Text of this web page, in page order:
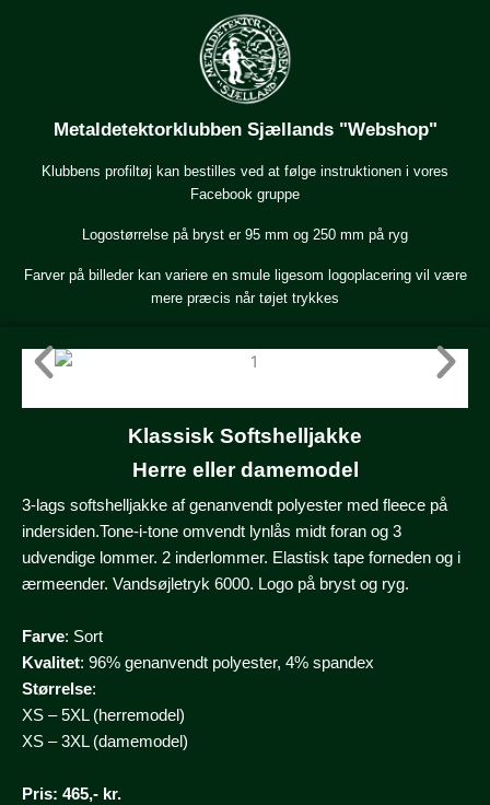
Metaldetektorklubben Sjællands "Webshop"
Klubbens profiltøj kan bestilles ved at følge instruktionen i vores
Facebook gruppe
Logostørrelse på bryst er 95 mm og 250 mm på ryg
Farver på billeder kan variere en smule ligesom logoplacering vil være
mere præcis når tøjet trykkes
Klassisk Softshelljakke
Herre eller damemodel
3-lags softshelljakke af genanvendt polyester med fleece på
indersiden.Tone-i-tone omvendt lynlås midt foran og 3
udvendige lommer. 2 inderlommer. Elastisk tape forneden og i
ærmeender. Vandsøjletryk 6000. Logo på bryst og ryg.
Farve: Sort
Kvalitet: 96% genanvendt polyester, 4% spandex
Størrelse:
XS – 5XL (herremodel)
XS – 3XL (damemodel)
Pris: 465,- kr.